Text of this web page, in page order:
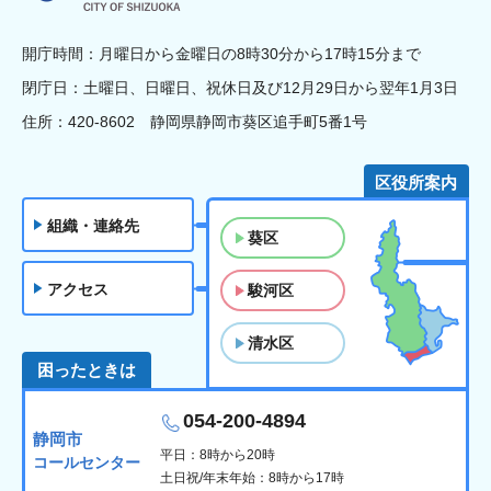
開庁時間：月曜日から金曜日の8時30分から17時15分まで
閉庁日：土曜日、日曜日、祝休日及び12月29日から翌年1月3日
住所：420-8602 静岡県静岡市葵区追手町5番1号
組織・連絡先
アクセス
区役所案内
葵区
駿河区
清水区
困ったときは
静岡市
コールセンター
054-200-4894
平日：8時から20時
土日祝/年末年始：8時から17時